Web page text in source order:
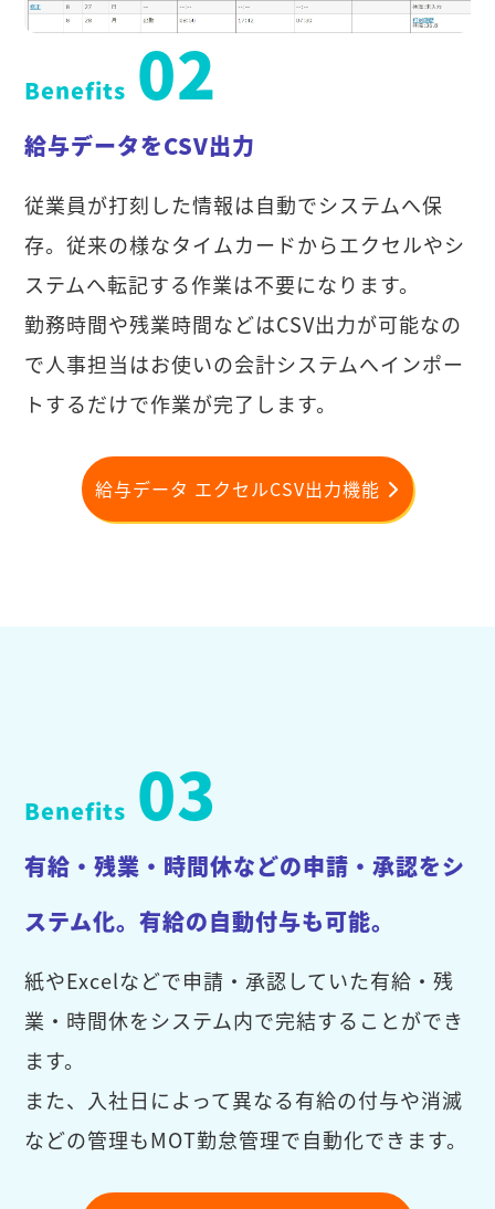
Benefits 02
給与データをCSV出力
従業員が打刻した情報は自動でシステムへ保
存。従来の様なタイムカードからエクセルやシ
ステムへ転記する作業は不要になります。
勤務時間や残業時間などはCSV出力が可能なの
で人事担当はお使いの会計システムへインポー
トするだけで作業が完了します。
給与データ エクセルCSV出力機能
Benefits 03
有給・残業・時間休などの申請・承認をシ
ステム化。有給の自動付与も可能。
紙やExcelなどで申請・承認していた有給・残
業・時間休をシステム内で完結することができ
ます。
また、入社日によって異なる有給の付与や消滅
などの管理もMOT勤怠管理で自動化できます。